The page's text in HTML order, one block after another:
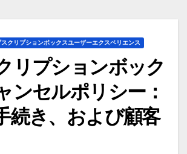
クリプションボックスユーザーエクスペリエンス
リプションボック
ンセルポリシー：
続き、および顧客